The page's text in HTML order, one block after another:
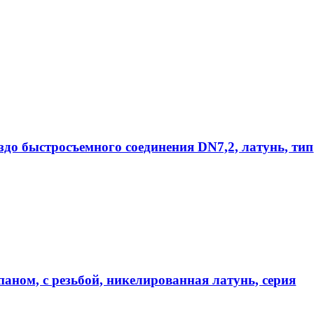
быстросъемного соединения DN7,2, латунь, тип
с резьбой, никелированная латунь, серия